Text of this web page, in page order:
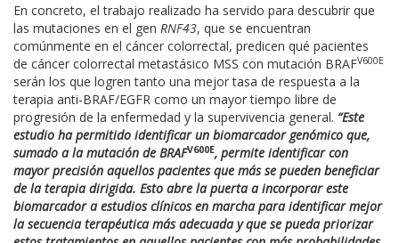
En concreto, el trabajo realizado ha servido para descubrir que
las mutaciones en el gen RNF43, que se encuentran
comúnmente en el cáncer colorrectal, predicen qué pacientes
de cáncer colorrectal metastásico MSS con mutación BRAFV600E
serán los que logren tanto una mejor tasa de respuesta a la
terapia anti-BRAF/EGFR como un mayor tiempo libre de
progresión de la enfermedad y la supervivencia general. “Este
estudio ha permitido identificar un biomarcador genómico que,
sumado a la mutación de BRAFV600E, permite identificar con
mayor precisión aquellos pacientes que más se pueden beneficiar
de la terapia dirigida. Esto abre la puerta a incorporar este
biomarcador a estudios clínicos en marcha para identificar mejor
la secuencia terapéutica más adecuada y que se pueda priorizar